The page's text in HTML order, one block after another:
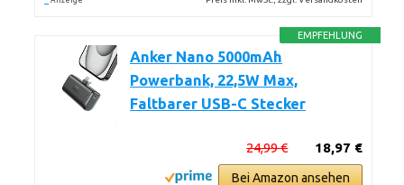
EMPFEHLUNG
Anker Nano 5000mAh
Powerbank, 22,5W Max,
Faltbarer USB-C Stecker
18,97 €
24,99 €
Bei Amazon ansehen